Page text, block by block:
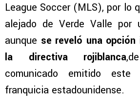
League Soccer (MLS), por lo
alejado de Verde Valle por
aunque se reveló una
la directiva rojiblanca
comunicado emitido
franquicia estadounidense.